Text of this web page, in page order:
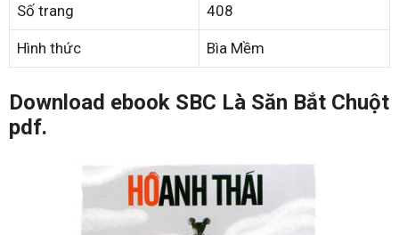
Số trang 408
Hình thức Bìa Mềm
Download ebook SBC Là Săn Bắt Chuột
pdf.